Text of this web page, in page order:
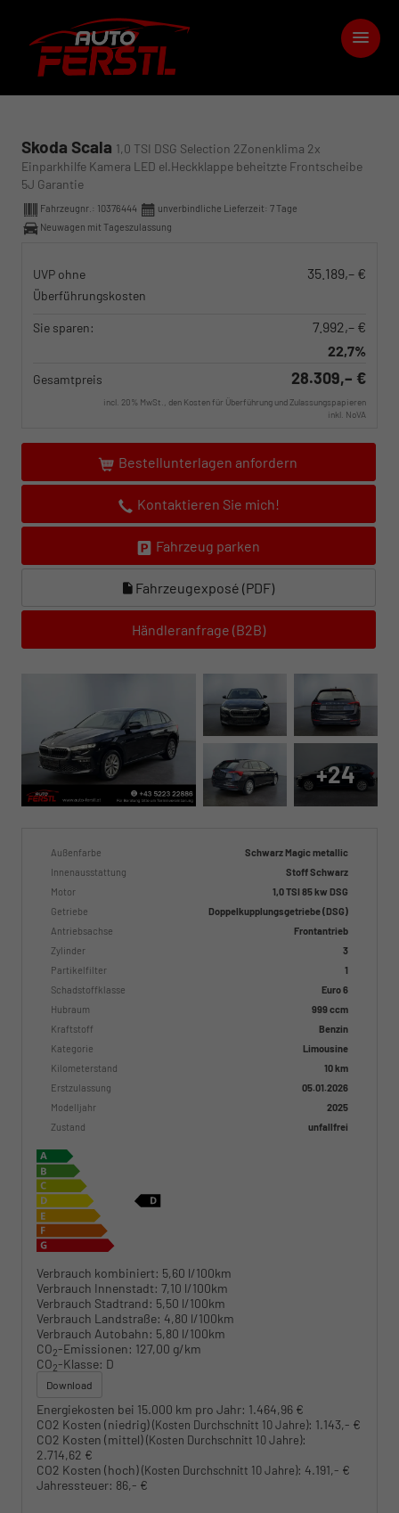
Skoda Scala 1,0 TSI DSG Selection 2Zonenklima 2x
Einparkhilfe Kamera LED el.Heckklappe beheitzte Frontscheibe
5J Garantie
Fahrzeugnr.: 10376444 unverbindliche Lieferzeit: 7 Tage
Neuwagen mit Tageszulassung
UVP ohne
Überführungskosten
35.189,– €
Sie sparen:
7.992,– €
22,7%
Gesamtpreis 28.309,– €
incl. 20% MwSt., den Kosten für Überführung und Zulassungspapieren
inkl. NoVA
Bestellunterlagen anfordern
Kontaktieren Sie mich!
Fahrzeug parken
Fahrzeugexposé (PDF)
Händleranfrage (B2B)
+24
Außenfarbe
Schwarz Magic metallic
Innenausstattung
Stoff Schwarz
Motor
1,0 TSI 85 kw DSG
Getriebe
Doppelkupplungsgetriebe (DSG)
Antriebsachse
Frontantrieb
Zylinder
3
Partikelfilter
1
Schadstoffklasse
Euro 6
Hubraum
999 ccm
Kraftstoff
Benzin
Kategorie
Limousine
Kilometerstand
10 km
Erstzulassung
05.01.2026
Modelljahr
2025
Zustand
unfallfrei
Verbrauch kombiniert: 5,60 l/100km
Verbrauch Innenstadt: 7,10 l/100km
Verbrauch Stadtrand: 5,50 l/100km
Verbrauch Landstraße: 4,80 l/100km
Verbrauch Autobahn: 5,80 l/100km
CO2-Emissionen: 127,00 g/km
CO2-Klasse: D
Download
Energiekosten bei 15.000 km pro Jahr: 1.464,96 €
CO2 Kosten (niedrig)(Kosten Durchschnitt 10 Jahre): 1.143,- €
CO2 Kosten (mittel)(Kosten Durchschnitt 10 Jahre):
2.714,62 €
CO2 Kosten (hoch)(Kosten Durchschnitt 10 Jahre): 4.191,- €
Jahressteuer: 86,- €